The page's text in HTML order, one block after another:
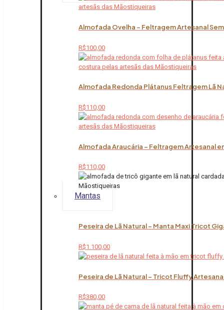
Almofada Ovelha – Feltragem Artesanal
R$100,00
Almofada Redonda Plátanus Feltragem Lã
R$110,00
Almofada Araucária – Feltragem Artesanal
R$110,00
Mantas
Peseira de Lã Natural – Manta Maxi Tricot
R$1.100,00
Peseira de Lã Natural – Tricot Fluffy
R$380,00